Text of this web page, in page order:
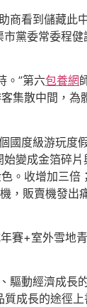
看到儲藏此
黨委常委程
。”第六包養網
集散中間，
國度級游玩度
變成金箔碎
收增加三倍
，販賣機發
賽+室外雪地
驅動經濟成長
成長的途徑